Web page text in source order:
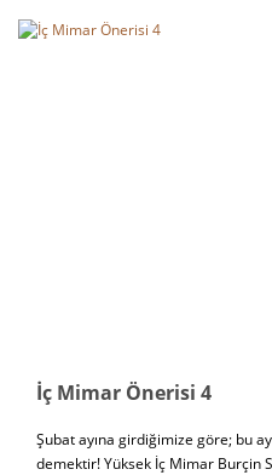
İç Mimar Önerisi 4
Şubat ayına girdiğimize göre; bu
demektir! Yüksek İç Mimar Burçin